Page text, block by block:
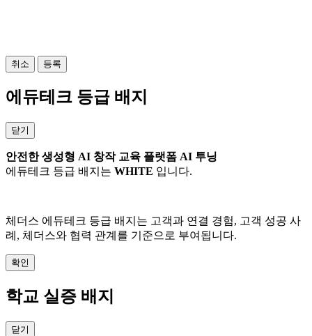
취소 등록
에듀테크 등급 배지
닫기
안전한 생성형 AI 창작 교육 플랫폼 AI 투닝
에듀테크 등급 배지는 WHITE 입니다.
체더스 에듀테크 등급 배지는 고객과 연결 경험, 고객 성공 사
례, 체더스와 협력 관계를 기준으로 부여됩니다.
확인
학교 실증 배지
닫기